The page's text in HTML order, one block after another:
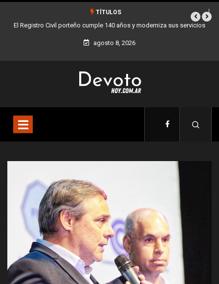
TÍTULOS
sus servicios Buenos Aires sumó 12 nuevos Bares Notables y ya son
la Ciudad
agosto 8, 2026